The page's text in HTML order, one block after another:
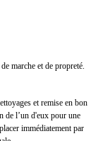
marche et de propreté.
et remise en bon
de l’un d'eux pour une
immédiatement par